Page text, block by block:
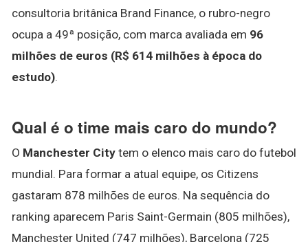
consultoria britânica Brand Finance, o rubro-negro
ocupa a 49ª posição, com marca avaliada em 96
milhões de euros (R$ 614 milhões à época do
estudo).
Qual é o time mais caro do mundo?
O Manchester City tem o elenco mais caro do futebol
mundial. Para formar a atual equipe, os Citizens
gastaram 878 milhões de euros. Na sequência do
ranking aparecem Paris Saint-Germain (805 milhões),
Manchester United (747 milhões), Barcelona (725